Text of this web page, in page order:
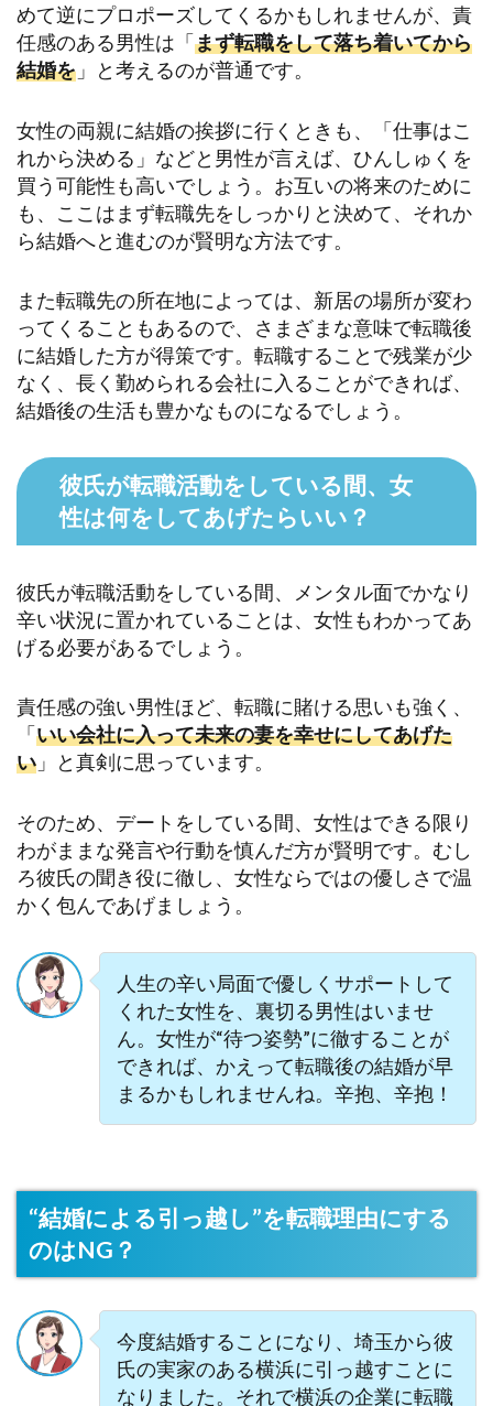
めて逆にプロポーズしてくるかもしれませんが、責
任感のある男性は「まず転職をして落ち着いてから
結婚を 」と考えるのが普通です。
女性の両親に結婚の挨拶に行くときも、「仕事はこ
れから決める」などと男性が言えば、ひんしゅくを
買う可能性も高いでしょう。お互いの将来のために
も、ここはまず転職先をしっかりと決めて、それか
ら結婚へと進むのが賢明な方法です。
また転職先の所在地によっては、新居の場所が変わ
ってくることもあるので、さまざまな意味で転職後
に結婚した方が得策です。転職することで残業が少
なく、長く勤められる会社に入ることができれば、
結婚後の生活も豊かなものになるでしょう。
彼氏が転職活動をしている間、女
性は何をしてあげたらいい？
彼氏が転職活動をしている間、メンタル面でかなり
辛い状況に置かれていることは、女性もわかってあ
げる必要があるでしょう。
責任感の強い男性ほど、転職に賭ける思いも強く、
「いい会社に入って未来の妻を幸せにしてあげた
い 」と真剣に思っています。
そのため、デートをしている間、女性はできる限り
わがままな発言や行動を慎んだ方が賢明です。むし
ろ彼氏の聞き役に徹し、女性ならではの優しさで温
かく包んであげましょう。
人生の辛い局面で優しくサポートして
くれた女性を、裏切る男性はいませ
ん。女性が“待つ姿勢”に徹することが
できれば、かえって転職後の結婚が早
まるかもしれませんね。辛抱、辛抱！
“結婚による引っ越し”を転職理由にする
のはNG？
今度結婚することになり、埼玉から彼
氏の実家のある横浜に引っ越すことに
なりました。それで横浜の企業に転職